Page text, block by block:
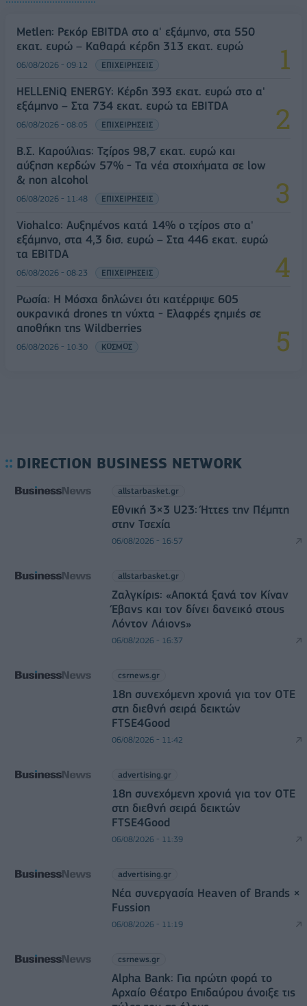
Metlen: Ρεκόρ EBITDA στο α' εξάμηνο, στα 550
εκατ. ευρώ – Καθαρά κέρδη 313 εκατ. ευρώ
06/08/2026 - 09:12 ΕΠΙΧΕΙΡΗΣΕΙΣ
HELLENiQ ENERGY: Κέρδη 393 εκατ. ευρώ στο α'
εξάμηνο – Στα 734 εκατ. ευρώ τα EBITDA
06/08/2026 - 08:05 ΕΠΙΧΕΙΡΗΣΕΙΣ
Β.Σ. Καρούλιας: Τζίρος 98,7 εκατ. ευρώ και
αύξηση κερδών 57% - Τα νέα στοιχήματα σε low
& non alcohol
06/08/2026 - 11:48 ΕΠΙΧΕΙΡΗΣΕΙΣ
Viohalco: Αυξημένος κατά 14% ο τζίρος στο α'
εξάμηνο, στα 4,3 δισ. ευρώ – Στα 446 εκατ. ευρώ
τα EBITDA
06/08/2026 - 08:23 ΕΠΙΧΕΙΡΗΣΕΙΣ
Ρωσία: Η Μόσχα δηλώνει ότι κατέρριψε 605
ουκρανικά drones τη νύχτα - Ελαφρές ζημιές σε
αποθήκη της Wildberries
06/08/2026 - 10:30 ΚΟΣΜΟΣ
DIRECTION BUSINESS NETWORK
allstarbasket.gr
Εθνική 3×3 U23: Ήττες την Πέμπτη
στην Τσεχία
06/08/2026 - 16:57
allstarbasket.gr
Ζαλγκίρις: «Αποκτά ξανά τον Κίναν
Έβανς και τον δίνει δανεικό στους
Λόντον Λάιονς»
06/08/2026 - 16:37
csrnews.gr
18η συνεχόμενη χρονιά για τον ΟΤΕ
στη διεθνή σειρά δεικτών
FTSE4Good
06/08/2026 - 11:42
advertising.gr
18η συνεχόμενη χρονιά για τον ΟΤΕ
στη διεθνή σειρά δεικτών
FTSE4Good
06/08/2026 - 11:39
advertising.gr
Νέα συνεργασία Heaven of Brands ×
Fussion
06/08/2026 - 11:19
csrnews.gr
Alpha Bank: Για πρώτη φορά το
Αρχαίο Θέατρο Επιδαύρου άνοιξε τις